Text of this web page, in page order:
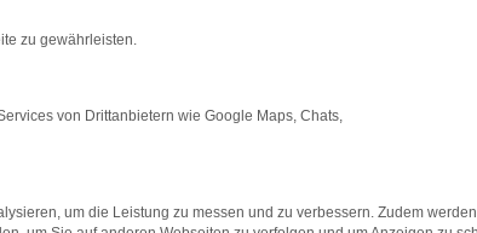
Funktioniert die Seite in einem anderen Browser
sind.
zu gewährleisten.
von Drittanbietern wie Google Maps, Chats,
um die Leistung zu messen und zu verbessern. Zudem werden